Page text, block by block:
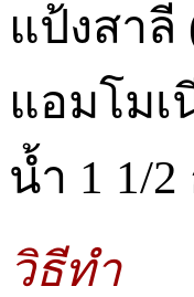
แป้งสาลี
แอมโมเ
น้ำ 1 1/2
วิธีทำ